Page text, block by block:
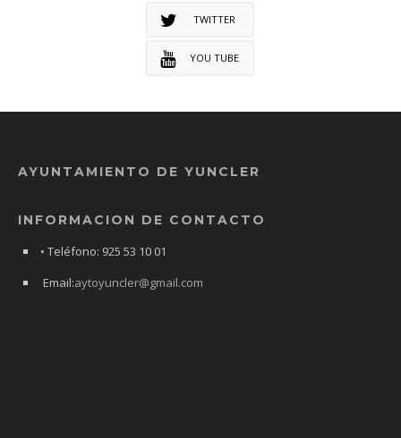
TWITTER
YOU TUBE
AYUNTAMIENTO DE YUNCLER
INFORMACION DE CONTACTO
• Teléfono: 925 53 10 01
Email:aytoyuncler@gmail.com